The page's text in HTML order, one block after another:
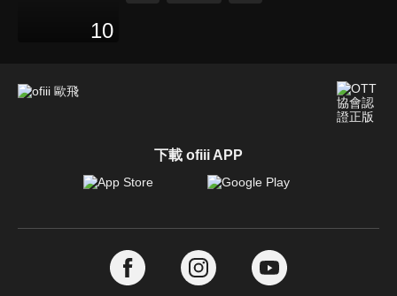
10
下載 ofiii APP